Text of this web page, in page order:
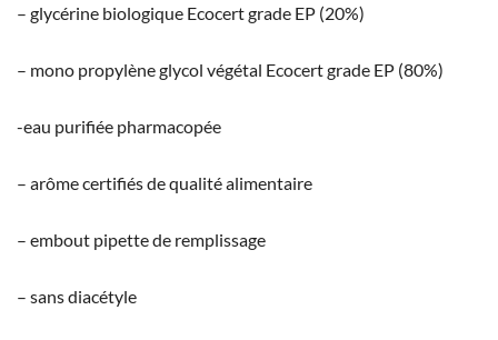
– glycérine biologique Ecocert grade EP (20%)
– mono propylène glycol végétal Ecocert grade EP (80%)
-eau purifiée pharmacopée
– arôme certifiés de qualité alimentaire
– embout pipette de remplissage
– sans diacétyle